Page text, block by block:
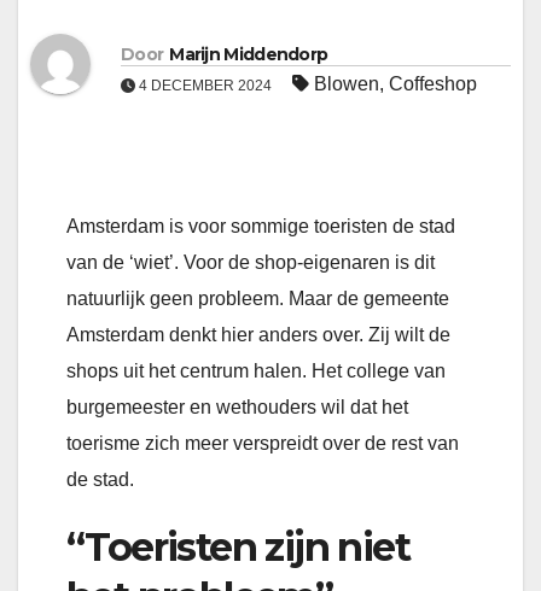
Door Marijn Middendorp
4 DECEMBER 2024 Blowen, Coffeshop
Amsterdam is voor sommige toeristen de stad
van de ‘wiet’. Voor de shop-eigenaren is dit
natuurlijk geen probleem. Maar de gemeente
Amsterdam denkt hier anders over. Zij wilt de
shops uit het centrum halen. Het college van
burgemeester en wethouders wil dat het
toerisme zich meer verspreidt over de rest van
de stad.
“Toeristen zijn niet